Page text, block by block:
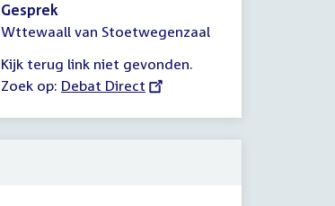
Gesprek
Wttewaall van Stoetwegenzaal
Kijk terug link niet gevonden.
Zoek op: External
Debat Direct